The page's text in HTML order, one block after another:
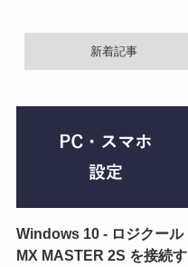
新着記事
Windows 10 - ロジクール
MX MASTER 2S を接続す